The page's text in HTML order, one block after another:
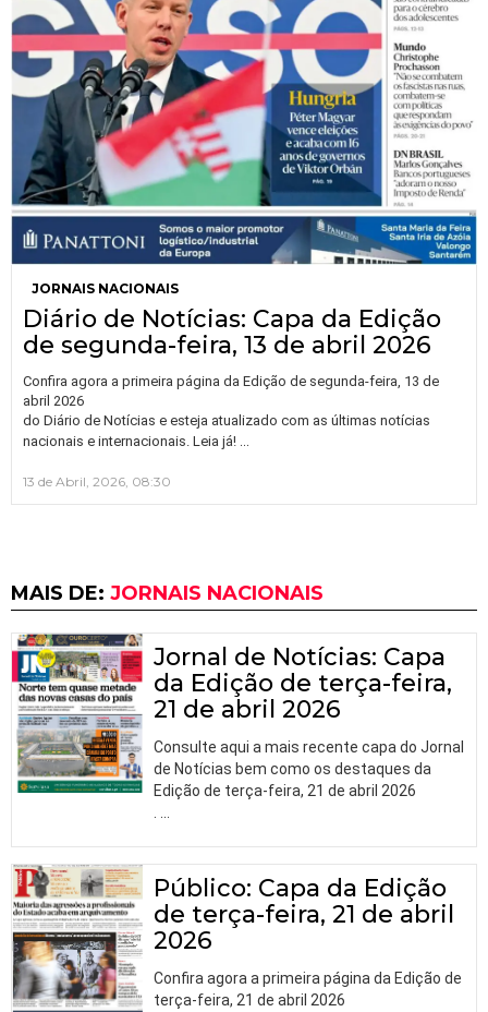
JORNAIS NACIONAIS
Diário de Notícias: Capa da Edição
de segunda-feira, 13 de abril 2026
Confira agora a primeira página da Edição de segunda-feira, 13 de
abril 2026
do Diário de Notícias e esteja atualizado com as últimas notícias
nacionais e internacionais. Leia já!
13 de Abril, 2026, 08:30
MAIS DE: JORNAIS NACIONAIS
Jornal de Notícias: Capa
da Edição de terça-feira,
21 de abril 2026
Consulte aqui a mais recente capa do Jornal
de Notícias bem como os destaques da
Edição de terça-feira, 21 de abril 2026
Público: Capa da Edição
de terça-feira, 21 de abril
2026
Confira agora a primeira página da Edição de
terça-feira, 21 de abril 2026